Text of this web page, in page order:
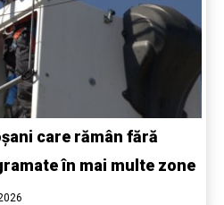
care rămân fără
în mai multe zone